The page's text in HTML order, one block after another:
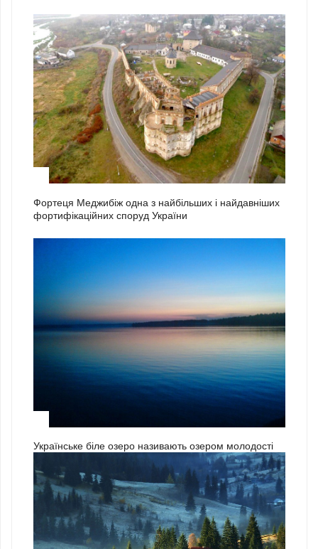
Фортеця Меджибіж одна з найбільших і найдавніших
фортифікаційних споруд України
Українське біле озеро називають озером молодості